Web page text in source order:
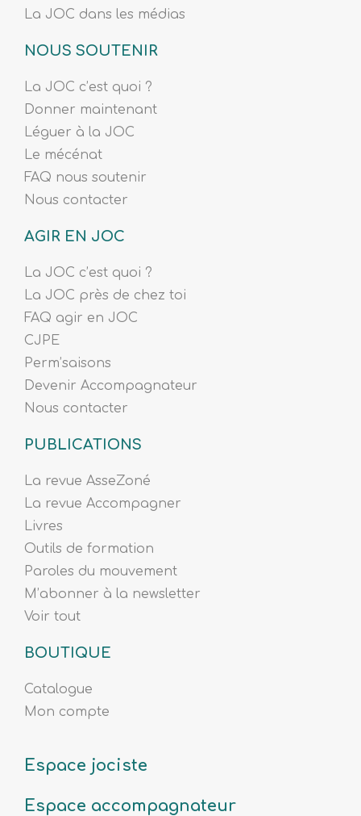
La JOC dans les médias
NOUS SOUTENIR
La JOC c’est quoi ?
Donner maintenant
Léguer à la JOC
Le mécénat
FAQ nous soutenir
Nous contacter
AGIR EN JOC
La JOC c’est quoi ?
La JOC près de chez toi
FAQ agir en JOC
CJPE
Perm’saisons
Devenir Accompagnateur
Nous contacter
PUBLICATIONS
La revue AsseZoné
La revue Accompagner
Livres
Outils de formation
Paroles du mouvement
M’abonner à la newsletter
Voir tout
BOUTIQUE
Catalogue
Mon compte
Espace jociste
Espace accompagnateur